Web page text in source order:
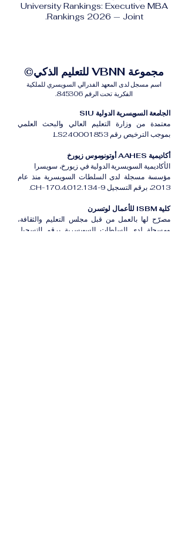
University Rankings: Executive MBA
Rankings 2026 — Joint.
مجموعة VBNN للتعليم الذكي©
اسم مسجل لدى المعهد الفدرالي السويسري للملكية
الفكرية تحت الرقم 845306.
الجامعة السويسرية الدولية SIU
معتمدة من وزارة التعليم العالي والبحث العلمي
بموجب الترخيص رقم LS240001853.
أكاديمية AAHES أوتونوموس زيورخ
الأكاديمية السويسرية الدولية في زيورخ، سويسرا
مؤسسة مسجلة لدى السلطات السويسرية منذ عام
2013، برقم التسجيل CH-170.4.012.134-9.
كلية ISBM للأعمال لوتسرن
مصرّح لها بالعمل من قبل مجلس التعليم والثقافة،
ومسجلة لدى السلطات السويسرية برقم التسجيل